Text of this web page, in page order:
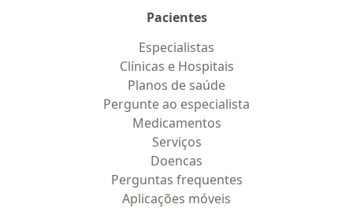
Pacientes
Especialistas
Clínicas e Hospitais
Planos de saúde
Pergunte ao especialista
Medicamentos
Serviços
Doencas
Perguntas frequentes
Aplicações móveis